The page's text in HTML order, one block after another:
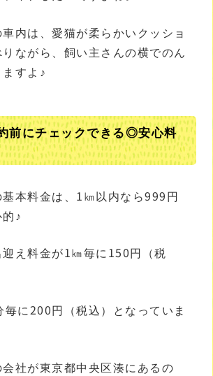
車内は、愛猫が柔らかいクッショ
ながら、飼い主さんの横でのん
すよ♪
にチェックできる◎安心料
基本料金は、1㎞以内なら999円
♪
え料金が1㎞毎に150円（税
に200円（税込）となっていま
会社が東京都中央区湊にあるの